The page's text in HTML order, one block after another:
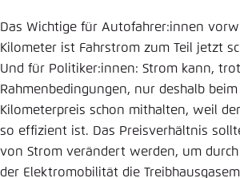
Das Wichtige für Autofahrer:innen
Kilometer ist Fahrstrom zum Teil jetzt
Und für Politiker:innen: Strom kann,
Rahmenbedingungen, nur deshalb beim
Kilometerpreis schon mithalten, weil
so effizient ist. Das Preisverhältnis
von Strom verändert werden, um
der Elektromobilität die